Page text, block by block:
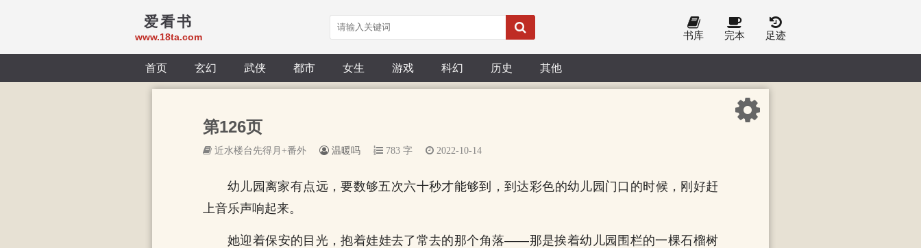
爱看书
www.18ta.com 书库 完本 足迹
首页 玄幻 武侠 都市 女生 游戏 科幻 历史 其他
第126页
近水楼台先得月+番外 温暖吗 783 字 2022-10-14
幼儿园离家有点远，要数够五次六十秒才能够到，到达彩色的幼儿园门口的时候，刚好赶
上音乐声响起来。
她迎着保安的目光，抱着娃娃去了常去的那个角落——那是挨着幼儿园围栏的一棵石榴树